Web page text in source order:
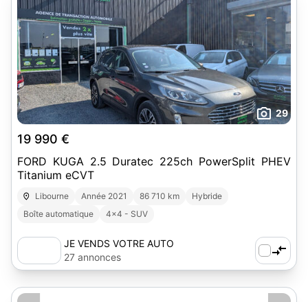
29
19 990 €
FORD KUGA 2.5 Duratec 225ch PowerSplit PHEV
Titanium eCVT
Libourne Année 2021 86 710 km
Hybride
Boîte automatique
4x4 - SUV
JE VENDS VOTRE AUTO
27 annonces